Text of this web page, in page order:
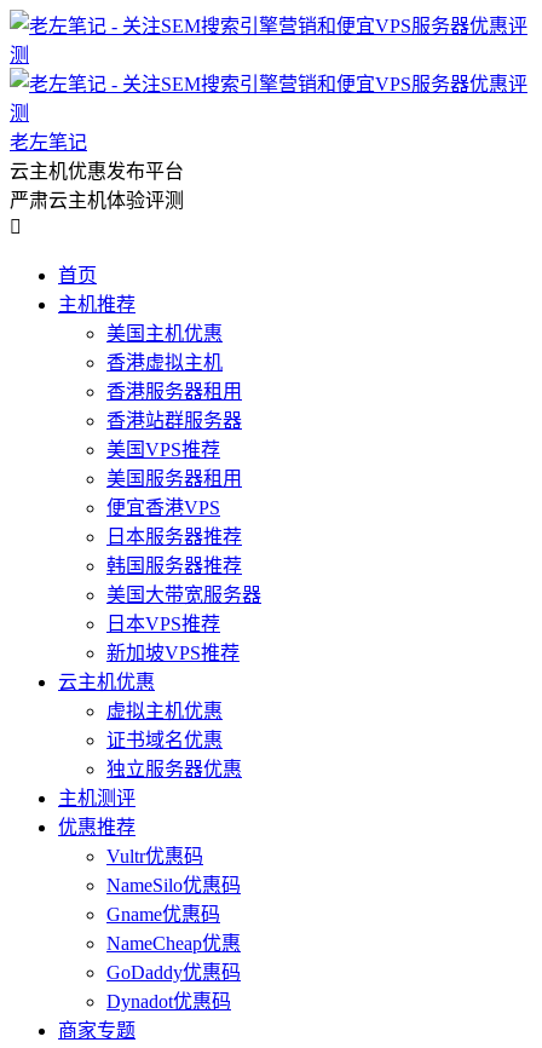
老左笔记
云主机优惠发布平台
严肃云主机体验评测

首页
主机推荐
美国主机优惠
香港虚拟主机
香港服务器租用
香港站群服务器
美国VPS推荐
美国服务器租用
便宜香港VPS
日本服务器推荐
韩国服务器推荐
美国大带宽服务器
日本VPS推荐
新加坡VPS推荐
云主机优惠
虚拟主机优惠
证书域名优惠
独立服务器优惠
主机测评
优惠推荐
Vultr优惠码
NameSilo优惠码
Gname优惠码
NameCheap优惠
GoDaddy优惠码
Dynadot优惠码
商家专题